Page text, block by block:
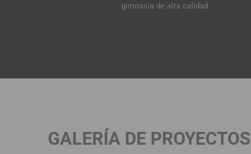
gimnasia de alta calidad.
GALERÍA DE PROYECTOS